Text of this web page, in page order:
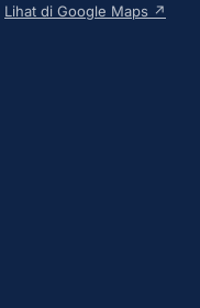
Lihat di Google Maps ↗